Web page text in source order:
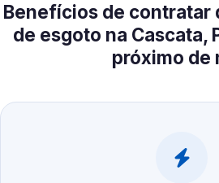
Benefícios de contratar
de esgoto na Cascata,
próximo de